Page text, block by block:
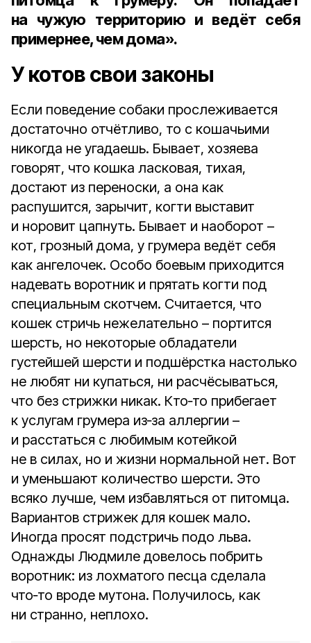
на чужую территорию и ведёт себя
примернее, чем дома».
У котов свои законы
Если поведение собаки прослеживается
достаточно отчётливо, то с кошачьими
никогда не угадаешь. Бывает, хозяева
говорят, что кошка ласковая, тихая,
достают из переноски, а она как
распушится, зарычит, когти выставит
и норовит цапнуть. Бывает и наоборот –
кот, грозный дома, у грумера ведёт себя
как ангелочек. Особо боевым приходится
надевать воротник и прятать когти под
специальным скотчем. Считается, что
кошек стричь нежелательно – портится
шерсть, но некоторые обладатели
густейшей шерсти и подшёрстка настолько
не любят ни купаться, ни расчёсываться,
что без стрижки никак. Кто‑то прибегает
к услугам грумера из‑за аллергии –
и расстаться с любимым котейкой
не в силах, но и жизни нормальной нет. Вот
и уменьшают количество шерсти. Это
всяко лучше, чем избавляться от питомца.
Вариантов стрижек для кошек мало.
Иногда просят подстричь подо льва.
Однажды Людмиле довелось побрить
воротник: из лохматого песца сделала
что‑то вроде мутона. Получилось, как
ни странно, неплохо.